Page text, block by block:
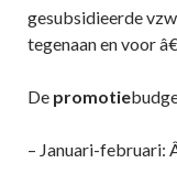
gesubsidieerde
tegenaan en voor
De promotie
– Januari-februari: